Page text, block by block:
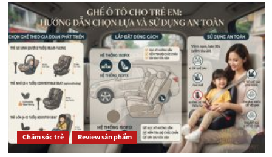
Chăm sóc trẻ Review sản phẩm